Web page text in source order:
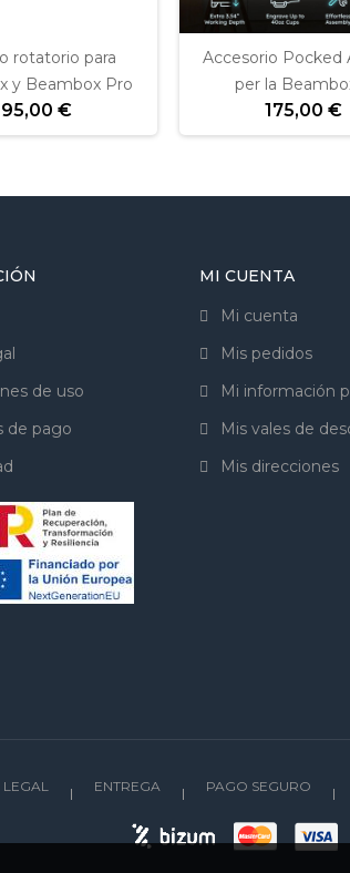
rotatorio para
y Beambox Pro
€
Accesorio Pocked
per la
175,00 €
de uso
de pago
MI CUENTA
Mi cuenta
Mis pedidos
Mi información
Mis vales de
Mis direcciones
ENTREGA PAGO SEGURO